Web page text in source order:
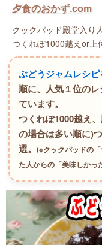
夕食のおかず.com
クックパッド殿堂入り
つくれぽ1000越えor上
ぶどうジャムレシピ
順に、人気１位の
ています。
つくれぽ1000越え
の場合は多い順に)
選。(※クックパッドの
た人からの「美味しかっ